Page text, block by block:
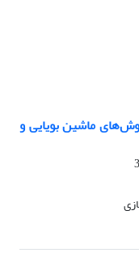
ماشین بویایی و